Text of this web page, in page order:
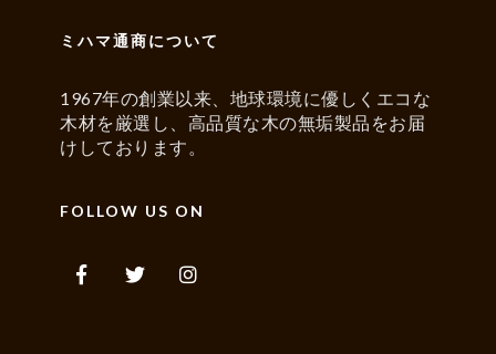
ミハマ通商について
1967年の創業以来、地球環境に優しくエコな
木材を厳選し、高品質な木の無垢製品をお届
けしております。
FOLLOW US ON